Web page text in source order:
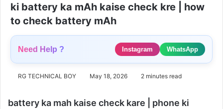
ki battery ka mAh kaise check kre | how
to check battery mAh
Need Help ? Instagram WhatsApp
RG TECHNICAL BOY May 18, 2026 2 minutes read
battery ka mah kaise check kare | phone ki